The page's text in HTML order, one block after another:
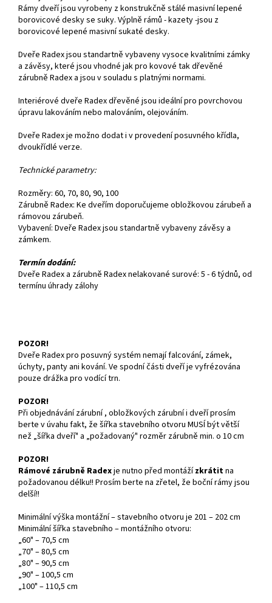
Rámy dveří jsou vyrobeny z konstrukčně stálé masivní lepené
borovicové desky se suky. Výplně rámů - kazety -jsou z
borovicové lepené masivní sukaté desky.
Dveře Radex jsou standartně vybaveny vysoce kvalitními zámky
a závěsy, které jsou vhodné jak pro kovové tak dřevěné
zárubně Radex a jsou v souladu s platnými normami.
Interiérové dveře Radex dřevěné jsou ideální pro povrchovou
úpravu lakováním nebo malováním, olejováním.
Dveře Radex je možno dodat i v provedení posuvného křídla,
dvoukřídlé verze.
Technické parametry:
Rozměry: 60, 70, 80, 90, 100
Zárubně Radex: Ke dveřím doporučujeme obložkovou zárubeň a
rámovou zárubeň.
Vybavení: Dveře Radex jsou standartně vybaveny závěsy a
zámkem.
Termín dodání:
Dveře Radex a zárubně Radex nelakované surové: 5 - 6 týdnů, od
termínu úhrady zálohy
POZOR!
Dveře Radex pro posuvný systém nemají falcování, zámek,
úchyty, panty ani kování. Ve spodní části dveří je vyfrézována
pouze drážka pro vodící trn.
POZOR!
Při objednávání zárubní , obložkových zárubní i dveří prosím
berte v úvahu fakt, že šířka stavebního otvoru MUSÍ být větší
než „šířka dveří" a „požadovaný" rozměr zárubně min. o 10 cm
POZOR!
Rámové zárubně Radexje nutno před montážízkrátitna
požadovanou délku!! Prosím berte na zřetel, že boční rámy jsou
delší!!
Minimální výška montážní – stavebního otvoru je 201 – 202 cm
Minimální šířka stavebního – montážního otvoru:
„60" – 70,5 cm
„70" – 80,5 cm
„80" – 90,5 cm
„90" – 100,5 cm
„100" – 110,5 cm